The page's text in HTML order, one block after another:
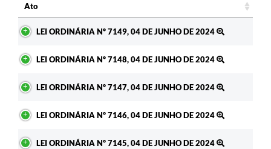
Ato
LEI ORDINÁRIA Nº 7149, 04 DE JUNHO DE 2024
LEI ORDINÁRIA Nº 7148, 04 DE JUNHO DE 2024
LEI ORDINÁRIA Nº 7147, 04 DE JUNHO DE 2024
LEI ORDINÁRIA Nº 7146, 04 DE JUNHO DE 2024
LEI ORDINÁRIA Nº 7145, 04 DE JUNHO DE 2024